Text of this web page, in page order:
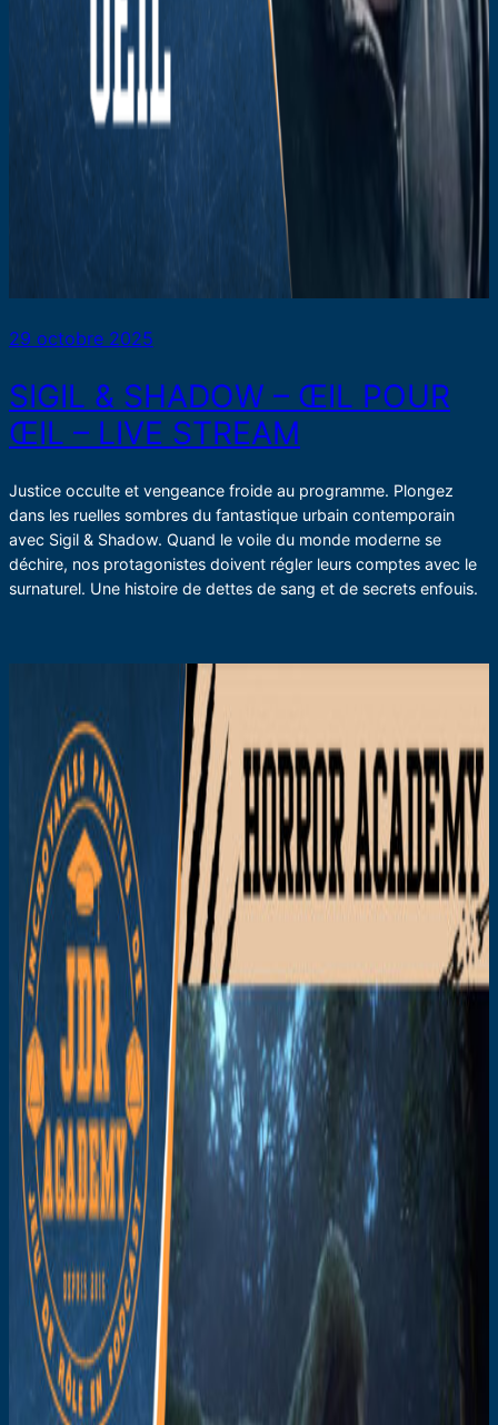
29 octobre 2025
SIGIL & SHADOW – ŒIL POUR
ŒIL – LIVE STREAM
Justice occulte et vengeance froide au programme. Plongez
dans les ruelles sombres du fantastique urbain contemporain
avec Sigil & Shadow. Quand le voile du monde moderne se
déchire, nos protagonistes doivent régler leurs comptes avec le
surnaturel. Une histoire de dettes de sang et de secrets enfouis.